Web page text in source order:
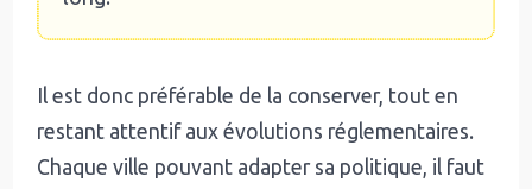
Il est donc préférable de la conserver, tout en
restant attentif aux évolutions réglementaires.
Chaque ville pouvant adapter sa politique, il faut